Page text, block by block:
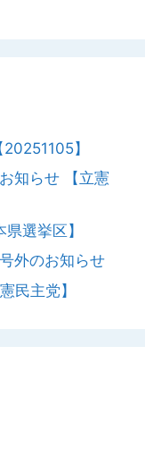
】
知らせ 【立憲
選挙区】
外のお知らせ
民主党】